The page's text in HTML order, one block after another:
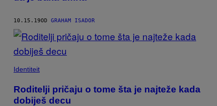
10.15.19OD GRAHAM ISADOR
Identiteit
Roditelji pričaju o tome šta je najteže kada
dobiješ decu